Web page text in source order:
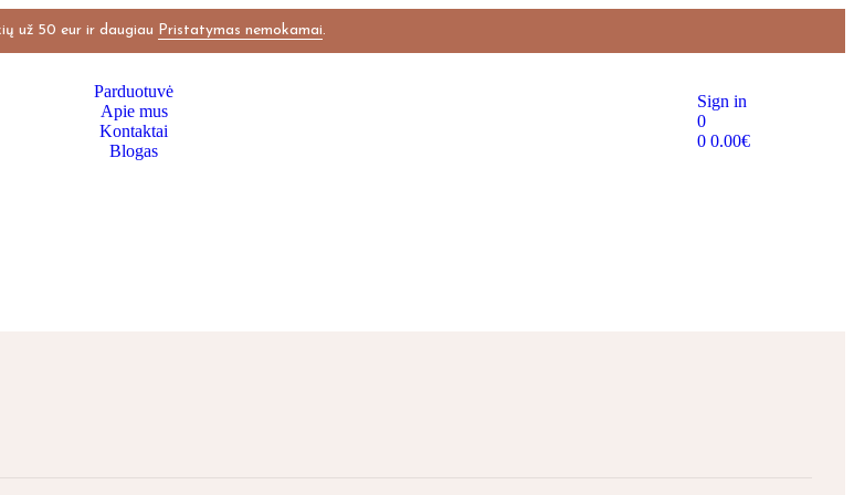
už 50 eur ir daugiau Pristatymas nemokamai.
Parduotuvė
Apie mus
Kontaktai
Blogas
Sign in
0
0 0.00€